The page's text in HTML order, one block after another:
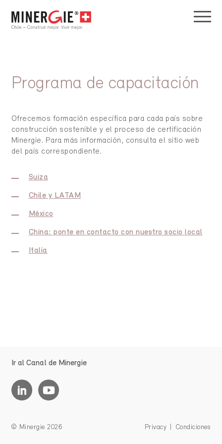
Programa de capacitación
Ofrecemos formación específica para cada país sobre
construcción sostenible y el proceso de certificación
Minergie. Para más información, consulta el sitio web
del país correspondiente.
Suiza
Chile y LATAM
México
China: ponte en contacto con nuestro socio local
Italia
Ir al Canal de Minergie
© Minergie 2026 Privacy Condiciones